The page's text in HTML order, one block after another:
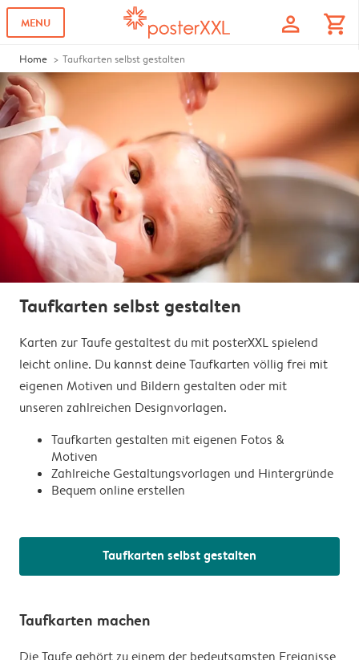
MENU profile shopping_cart
Home Taufkarten selbst gestalten
Taufkarten selbst gestalten
Karten zur Taufe gestaltest du mit posterXXL spielend
leicht online. Du kannst deine Taufkarten völlig frei mit
eigenen Motiven und Bildern gestalten oder mit
unseren zahlreichen Designvorlagen.
Taufkarten gestalten mit eigenen Fotos &
Motiven
Zahlreiche Gestaltungsvorlagen und Hintergründe
Bequem online erstellen
Taufkarten selbst gestalten
Taufkarten machen